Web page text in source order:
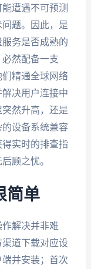
遭遇不可预测
题。因此，是
务是否成熟的
然配备一支
精通全球网络
决用户连接中
然升高，还是
设备系统兼容
实时的排查指
顾之忧。
简单
解决并非难
道下载对应设
端并安装；首次